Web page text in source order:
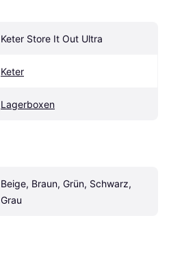
Keter Store It Out Ultra
Keter
Lagerboxen
Beige, Braun, Grün, Schwarz,
Grau